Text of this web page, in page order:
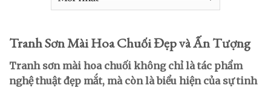
Tranh Sơn Mài Hoa Chuối Đẹp và Ấn Tượng
Tranh sơn mài hoa chuối không chỉ là tác phẩm
nghệ thuật đẹp mắt, mà còn là biểu hiện của sự tinh